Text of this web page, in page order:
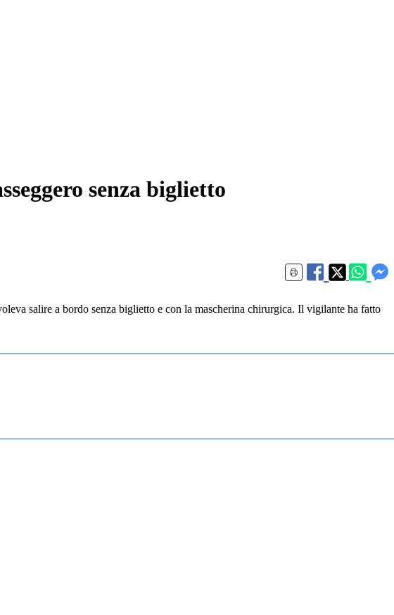
senza biglietto
salire a bordo senza biglietto e con la mascherina chirurgica. Il vigilante ha fatto